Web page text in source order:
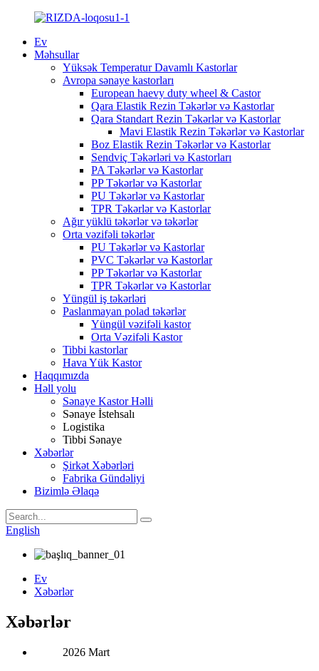
Ev
Məhsullar
Yüksək Temperatur Davamlı Kastorlar
Avropa sənaye kastorları
European haevy duty wheel & Castor
Qara Elastik Rezin Təkərlər və Kastorlar
Qara Standart Rezin Təkərlər və Kastorlar
Mavi Elastik Rezin Təkərlər və Kastorlar
Boz Elastik Rezin Təkərlər və Kastorlar
Sendviç Təkərləri və Kastorları
PA Təkərlər və Kastorlar
PP Təkərlər və Kastorlar
PU Təkərlər və Kastorlar
TPR Təkərlər və Kastorlar
Ağır yüklü təkərlər və təkərlər
Orta vəzifəli təkərlər
PU Təkərlər və Kastorlar
PVC Təkərlər və Kastorlar
PP Təkərlər və Kastorlar
TPR Təkərlər və Kastorlar
Yüngül iş təkərləri
Paslanmayan polad təkərlər
Yüngül vəzifəli kastor
Orta Vəzifəli Kastor
Tibbi kastorlar
Hava Yük Kastor
Haqqımızda
Həll yolu
Sənaye Kastor Həlli
Sənaye İstehsalı
Logistika
Tibbi Sənaye
Xəbərlər
Şirkət Xəbərləri
Fabrika Gündəliyi
Bizimlə Əlaqə
English
Ev
Xəbərlər
Xəbərlər
2026 Mart